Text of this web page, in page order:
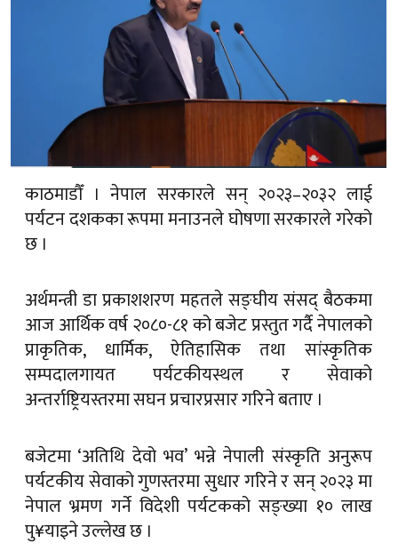
काठमाडौँ । नेपाल सरकारले सन् २०२३–२०३२ लाई
पर्यटन दशकका रूपमा मनाउनले घोषणा सरकारले गरेको
छ ।
अर्थमन्त्री डा प्रकाशशरण महतले सङ्घीय संसद् बैठकमा
आज आर्थिक वर्ष २०८०-८१ को बजेट प्रस्तुत गर्दै नेपालको
प्राकृतिक, धार्मिक, ऐतिहासिक तथा सांस्कृतिक
सम्पदालगायत पर्यटकीयस्थल र सेवाको
अन्तर्राष्ट्रियस्तरमा सघन प्रचारप्रसार गरिने बताए ।
बजेटमा ‘अतिथि देवो भव’ भन्ने नेपाली संस्कृति अनुरूप
पर्यटकीय सेवाको गुणस्तरमा सुधार गरिने र सन् २०२३ मा
नेपाल भ्रमण गर्ने विदेशी पर्यटकको सङ्ख्या १० लाख
पु¥याइने उल्लेख छ ।